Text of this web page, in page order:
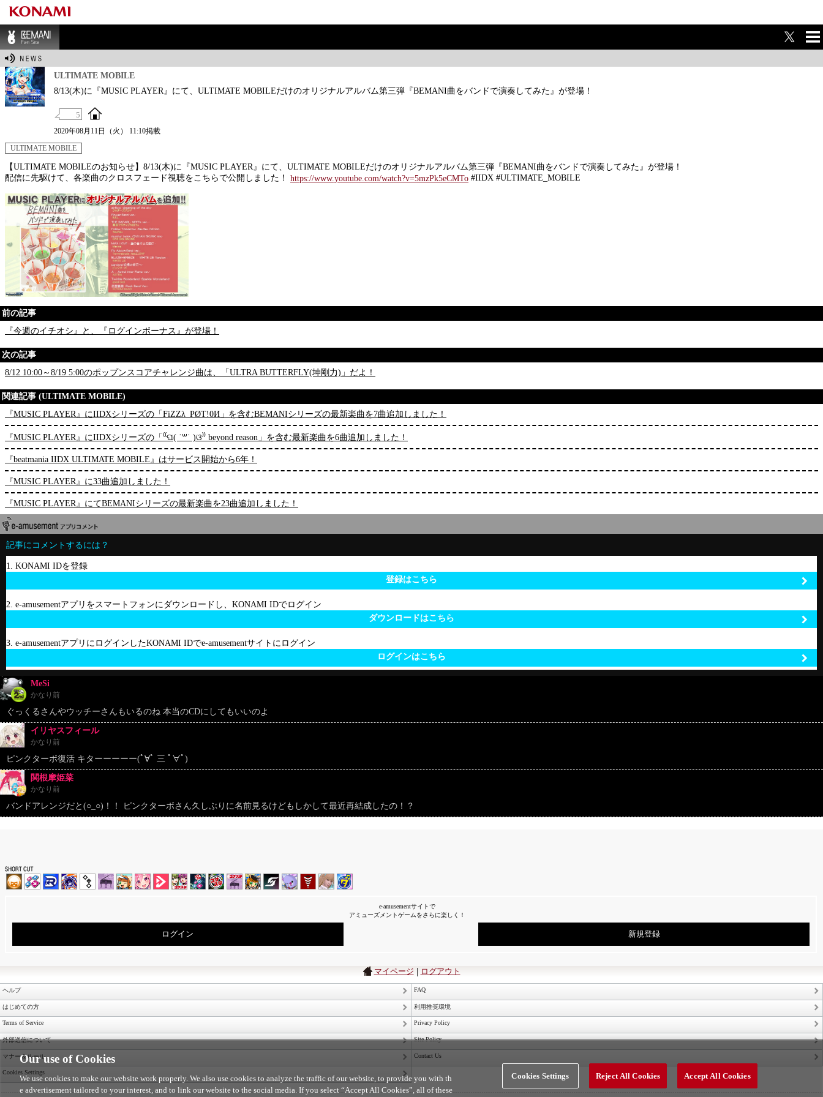
BEMANI Fan Sit
ULTIMATE MOBILE
8/13(木)に『MUSIC PLAYER』にて、ULTIMATE MOBILEだけのオリジナルアルバム第三弾『BEMANI曲をバンドで演奏してみた』が登場！
5
2020年08月11日（火） 11:10掲載
ULTIMATE MOBILE
【ULTIMATE MOBILEのお知らせ】8/13(木)に『MUSIC PLAYER』にて、ULTIMATE MOBILEだけのオリジナルアルバム第三弾『BEMANI曲をバンドで演奏してみた』が登場！
配信に先駆けて、各楽曲のクロスフェード視聴をこちらで公開しました！ https://www.youtube.com/watch?v=5mzPk5eCMTo #IIDX #ULTIMATE_MOBILE
前の記事
『今週のイチオシ』と、『ログインボーナス』が登場！
次の記事
8/12 10:00～8/19 5:00のポップンスコアチャレンジ曲は、「ULTRA BUTTERFLY(坤剛力)」だよ！
関連記事 (ULTIMATE MOBILE)
『MUSIC PLAYER』にIIDXシリーズの「FiZZλ_PØT!0И」を含むBEMANIシリーズの最新楽曲を7曲追加しました！
『MUSIC PLAYER』にIIDXシリーズの「⁽⁽ଘ( ˙꒳˙ )ଓ⁾⁾ beyond reason」を含む最新楽曲を6曲追加しました！
『beatmania IIDX ULTIMATE MOBILE』はサービス開始から6年！
『MUSIC PLAYER』に33曲追加しました！
『MUSIC PLAYER』にてBEMANIシリーズの最新楽曲を23曲追加しました！
記事にコメントするには？
1. KONAMI IDを登録
登録はこちら
2. e-amusementアプリをスマートフォンにダウンロードし、KONAMI IDでログイン
ダウンロードはこちら
3. e-amusementアプリにログインしたKONAMI IDでe-amusementサイトにログイン
ログインはこちら
MeSi
かなり前
ぐっくるさんやウッチーさんもいるのね 本当のCDにしてもいいのよ
イリヤスフィール
かなり前
ピンクターボ復活 キターーーーー(ﾟ∀ﾟ 三 ﾟ∀ﾟ)
関根摩姫菜
かなり前
バンドアレンジだと(○_○)！！ ピンクターボさん久しぶりに名前見るけどもしかして最近再結成したの！？
e-amusementサイトで
アミューズメントゲームをさらに楽しく！
ログイン 新規登録
マイページ | ログアウト
ヘルプ FAQ
はじめての方 利用推奨環境
Terms of Service Privacy Policy
外部送信について Site Policy
マナー＆ルール Contact Us
Cookies Settings
Our use of Cookies
We use cookies to make our website work properly. We also use cookies to analyze the traffic of our website, to provide you with th
e advertisement tailored to your interest, and to link our website to the social media. If you select “Accept All Cookies”, all of these
Cookies Settings Reject All Cookies Accept All Cookies